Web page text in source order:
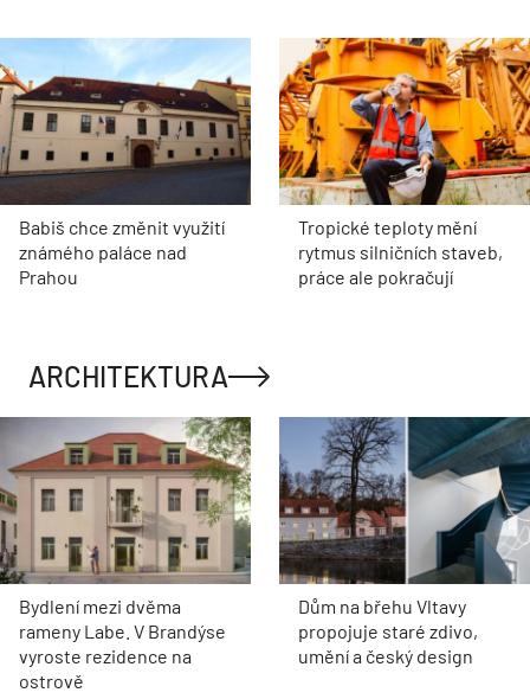
Babiš chce změnit využití
známého paláce nad
Prahou
Tropické teploty mění
rytmus silničních staveb,
práce ale pokračují
ARCHITEKTURA
Bydlení mezi dvěma
rameny Labe. V Brandýse
vyroste rezidence na
ostrově
Dům na břehu Vltavy
propojuje staré zdivo,
umění a český design